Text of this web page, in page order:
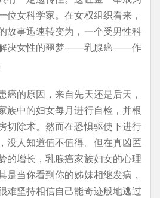
位女科学家。在女权组织看来，
故事迅速转变为，一个受男性科
决女性的噩梦——乳腺癌——作
癌的原因，来自先天还是后天，
族中的妇女每月进行自检，并根
切除术。然而在恐惧驱使下进行
没人知道值不值得。但在真凶匿
的增长，乳腺癌家族妇女的心理
是当你看到你的姊妹相继发病，
难坚持相信自己能奇迹般地逃过